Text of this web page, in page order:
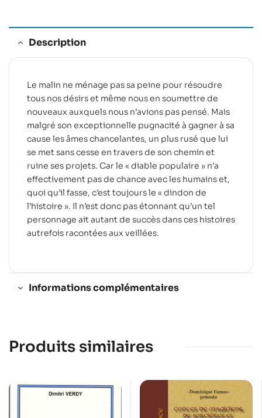
Description
Le malin ne ménage pas sa peine pour résoudre
tous nos désirs et même nous en soumettre de
nouveaux auxquels nous n’avions pas pensé. Mais
malgré son exceptionnelle pugnacité à gagner à sa
cause les âmes chancelantes, un plus rusé que lui
se met sans cesse en travers de son chemin et
ruine ses projets. Car le « diable populaire » n’a
effectivement pas de chance avec les humains et,
quoi qu’il fasse, c’est toujours le « dindon de
l’histoire ». Il n’est donc pas étonnant qu’un tel
personnage ait autant de succès dans ces histoires
autrefois racontées aux veillées.
Informations complémentaires
Produits similaires